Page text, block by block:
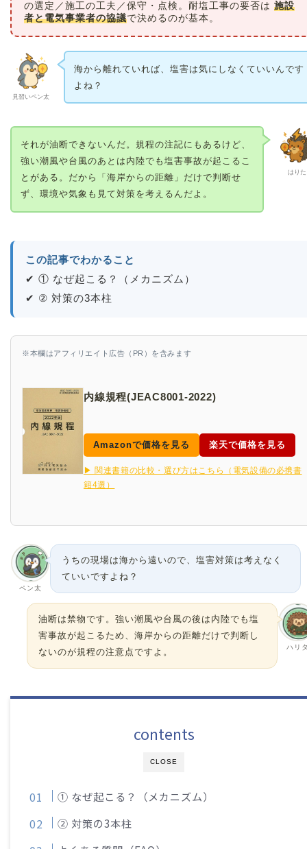
の選定／施工の工夫／保守・点検。耐塩工事の要否は 施設
者と電気事業者の協議で決めるのが基本。
見習いペン太
海から離れていれば、塩害は気にしなくていいんです
よね？
はりた
それが油断できないんだ。規程の注記にもあるけど、
強い潮風や台風のあとは内陸でも塩害事故が起こるこ
とがある。だから「海岸からの距離」だけで判断せ
ず、環境や気象も見て対策を考えるんだよ。
この記事でわかること
✔ ① なぜ起こる？（メカニズム）
✔ ② 対策の3本柱
※本欄はアフィリエイト広告（PR）を含みます
内線規程(JEAC8001-2022)
Amazonで価格を見る 楽天で価格を見る
▶ 関連書籍の比較・選び方はこちら（電気設備の必携書
籍4選）
ペン太
うちの現場は海から遠いので、塩害対策は考えなく
ていいですよね？
ハリ
油断は禁物です。強い潮風や台風の後は内陸でも塩
害事故が起こるため、海岸からの距離だけで判断し
ないのが規程の注意点ですよ。
CLOSE
contents
① なぜ起こる？（メカニズム）
② 対策の3本柱